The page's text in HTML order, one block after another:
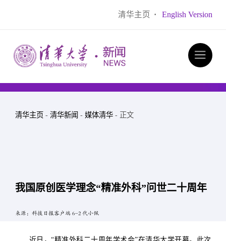
清华主页 · English Version
清华主页 - 清华新闻 - 媒体清华 - 正文
我国原创医学理念“精准外科”问世二十周年
来源：科技日报客户端 6-2 代小佩